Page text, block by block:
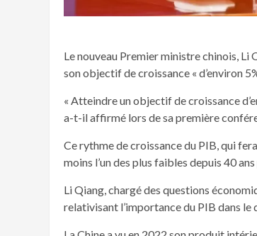
Le nouveau Premier ministre chinois, Li
son objectif de croissance « d’environ
« Atteindre un objectif de croissance
a-t-il affirmé lors de sa première
Ce rythme de croissance du PIB, qui
moins l’un des plus faibles depuis 40
Li Qiang, chargé des questions
relativisant l’importance du PIB dans